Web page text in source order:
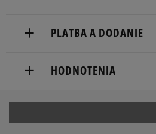
PLATBA A DODANIE
Dostupné spôsoby doručenia:
kuriér,
HODNOTENIA